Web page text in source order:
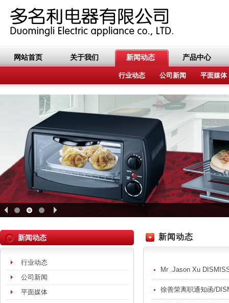
网站首页 关于我们 新闻动态
行业动态 公司新闻 平面媒体
产品中心
新闻动态
行业动态
公司新闻
平面媒体
新闻动态
Mr .Jason Xu
徐善荣离职通知函/